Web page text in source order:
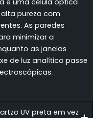
é uma célula óptica
pureza com
As paredes
minimizar a
as janelas
de luz analítica passe
UV preta em vez